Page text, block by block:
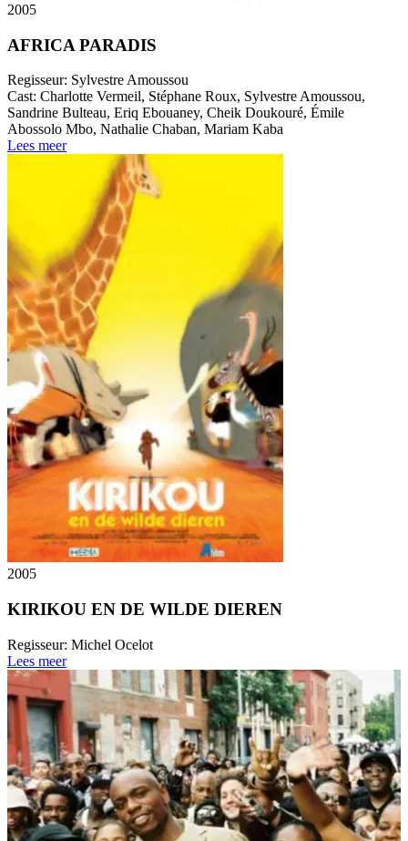
2005
AFRICA PARADIS
Regisseur: Sylvestre Amoussou
Cast: Charlotte Vermeil, Stéphane Roux, Sylvestre Amoussou,
Sandrine Bulteau, Eriq Ebouaney, Cheik Doukouré, Émile
Abossolo Mbo, Nathalie Chaban, Mariam Kaba
Lees meer
2005
KIRIKOU EN DE WILDE DIEREN
Regisseur: Michel Ocelot
Lees meer